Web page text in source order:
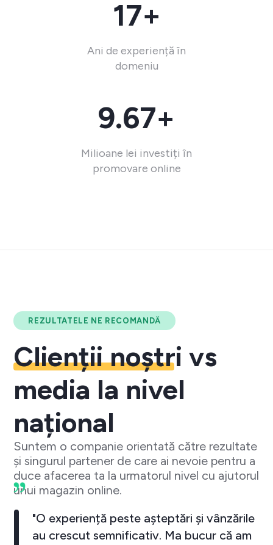
17+
Ani de experiență în
domeniu
9.67+
Milioane lei investiți în
promovare online
REZULTATELE NE RECOMANDĂ
Clienții noștri vs
media la nivel
național
Suntem o companie orientată către rezultate
și singurul partener de care ai nevoie pentru a
duce afacerea ta la urmatorul nivel cu ajutorul
unui magazin online.
"O experiență peste așteptări și vânzările
au crescut semnificativ. Ma bucur că am